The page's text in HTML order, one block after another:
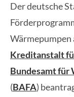
Der deutsche
Wärmepumpen
Kreditanstalt
Bundesamt
(BAFA)